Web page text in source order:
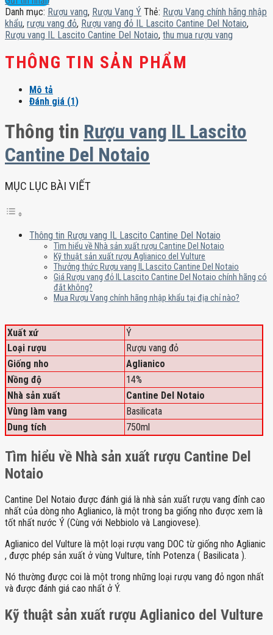
Cantine
Del
Notaio
số
lượng
Danh mục: Rượu vang, Rượu Vang Ý Thẻ: Rượu Vang chính hãng nhập
khẩu, rượu vang đỏ, Rượu vang đỏ IL Lascito Cantine Del Notaio,
Rượu vang IL Lascito Cantine Del Notaio, thu mua rượu vang
THÔNG TIN SẢN PHẨM
Mô tả
Đánh giá (1)
Thông tin Rượu vang IL Lascito
Cantine Del Notaio
MỤC LỤC BÀI VIẾT
Thông tin Rượu vang IL Lascito Cantine Del Notaio
Tìm hiểu về Nhà sản xuất rượu Cantine Del Notaio
Kỹ thuật sản xuất rượu Aglianico del Vulture
Thưởng thức Rượu vang IL Lascito Cantine Del Notaio
Giá Rượu vang đỏ IL Lascito Cantine Del Notaio chính hãng có
đắt không?
Mua Rượu Vang chính hãng nhập khẩu tại địa chỉ nào?
Xuất xứ
Ý
Loại rượu
Rượu vang đỏ
Giống nho
Aglianico
Nồng độ
14%
Nhà sản xuất
Cantine Del Notaio
Vùng làm vang
Basilicata
Dung tích
750ml
Tìm hiểu về Nhà sản xuất rượu Cantine Del
Notaio
Cantine Del Notaio được đánh giá là nhà sản xuất rượu vang đỉnh cao
nhất của dòng nho Aglianico, là một trong ba giống nho được xem là
tốt nhất nước Ý (Cùng với Nebbiolo và Langiovese).
Aglianico del Vulture là một loại rượu vang DOC từ giống nho Aglianic
, được phép sản xuất ở vùng Vulture, tỉnh Potenza ( Basilicata ).
Nó thường được coi là một trong những loại rượu vang đỏ ngon nhất
và được đánh giá cao nhất ở Ý.
Kỹ thuật sản xuất rượu Aglianico del Vulture